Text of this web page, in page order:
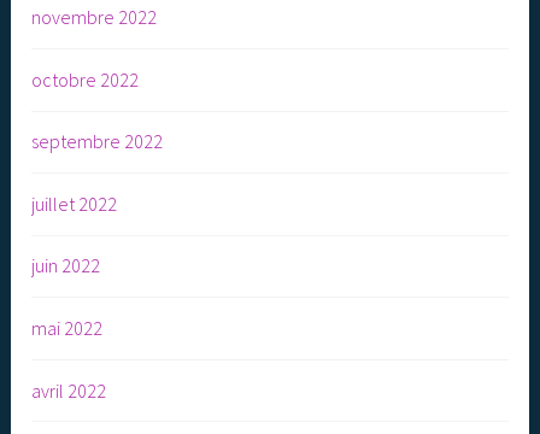
novembre 2022
octobre 2022
septembre 2022
juillet 2022
juin 2022
mai 2022
avril 2022